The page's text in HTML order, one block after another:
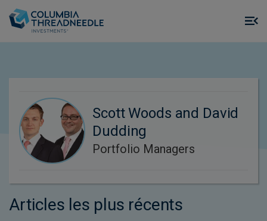
Scott Woods and David
Dudding
Portfolio Managers
Articles les plus récents